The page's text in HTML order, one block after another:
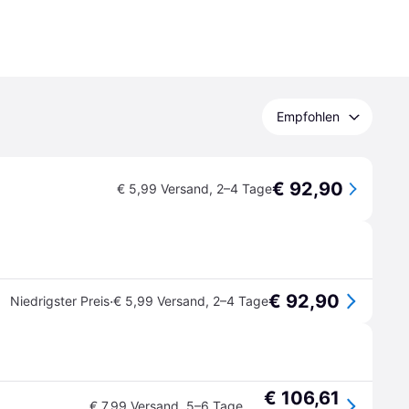
Empfohlen
€ 5,99 Versand, 2–4 Tage€ 92,90
Niedrigster Preis·€ 5,99 Versand, 2–4 Tage€ 92,90
€ 7,99 Versand, 5–6 Tage € 106,61